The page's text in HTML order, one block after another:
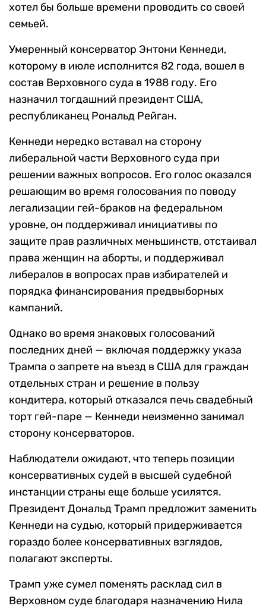
хотел бы больше времени проводить со своей
семьей.
Умеренный консерватор Энтони Кеннеди,
которому в июле исполнится 82 года, вошел в
состав Верховного суда в 1988 году. Его
назначил тогдашний президент США,
республиканец Рональд Рейган.
Кеннеди нередко вставал на сторону
либеральной части Верховного суда при
решении важных вопросов. Его голос оказался
решающим во время голосования по поводу
легализации гей-браков на федеральном
уровне, он поддерживал инициативы по
защите прав различных меньшинств, отстаивал
права женщин на аборты, и поддерживал
либералов в вопросах прав избирателей и
порядка финансирования предвыборных
кампаний.
Однако во время знаковых голосований
последних дней — включая поддержку указа
Трампа о запрете на въезд в США для граждан
отдельных стран и решение в пользу
кондитера, который отказался печь свадебный
торт гей-паре — Кеннеди неизменно занимал
сторону консерваторов.
Наблюдатели ожидают, что теперь позиции
консервативных судей в высшей судебной
инстанции страны еще больше усилятся.
Президент Дональд Трамп предложит заменить
Кеннеди на судью, который придерживается
гораздо более консервативных взглядов,
полагают эксперты.
Трамп уже сумел поменять расклад сил в
Верховном суде благодаря назначению Нила